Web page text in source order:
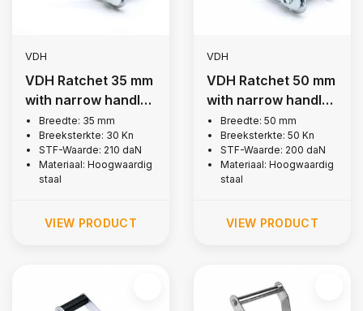
VDH
VDH Ratchet 35 mm
with narrow handle,
3,000 kg
Breedte: 35 mm
Breeksterkte: 30 Kn
STF-Waarde: 210 daN
Materiaal: Hoogwaardig
staal
VIEW PRODUCT
VDH
VDH Ratchet 50 mm
with narrow handle
and swivel hook,
5,000 kg
Breedte: 50 mm
Breeksterkte: 50 Kn
STF-Waarde: 200 daN
Materiaal: Hoogwaardig
staal
VIEW PRODUCT